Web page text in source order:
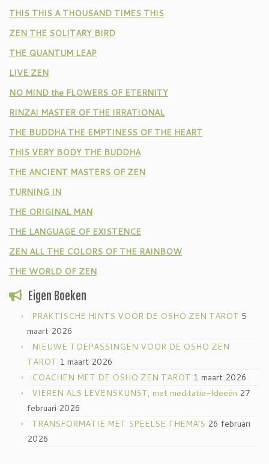
THIS THIS A THOUSAND TIMES THIS
ZEN THE SOLITARY BIRD
THE QUANTUM LEAP
LIVE ZEN
NO MIND the FLOWERS OF ETERNITY
RINZAI MASTER OF THE IRRATIONAL
THE BUDDHA THE EMPTINESS OF THE HEART
THIS VERY BODY THE BUDDHA
THE ANCIENT MASTERS OF ZEN
TURNING IN
THE ORIGINAL MAN
THE LANGUAGE OF EXISTENCE
ZEN ALL THE COLORS OF THE RAINBOW
THE WORLD OF ZEN
Eigen Boeken
PRAKTISCHE HINTS VOOR DE OSHO ZEN TAROT 5
maart 2026
NIEUWE TOEPASSINGEN VOOR DE OSHO ZEN
TAROT 1 maart 2026
COACHEN MET DE OSHO ZEN TAROT 1 maart 2026
VIEREN ALS LEVENSKUNST, met meditatie-Ideeën 27
februari 2026
TRANSFORMATIE MET SPEELSE THEMA’S 26 februari
2026